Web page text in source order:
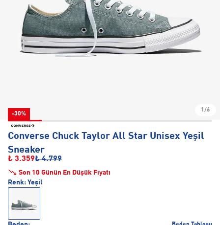
-30%
1/6
Converse Chuck Taylor All Star Unisex Yeşil
Sneaker
₺ 3.359₺ 4.799
Son 10 Günün En Düşük Fiyatı
Renk: Yeşil